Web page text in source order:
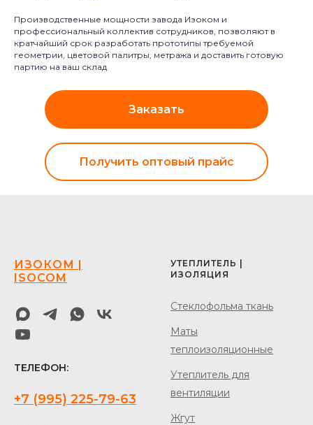
Производственные мощности завода Изоком и
профессиональный коллектив сотрудников, позволяют в
кратчайший срок разработать прототипы требуемой
геометрии, цветовой палитры, метража и доставить готовую
партию на ваш склад
Заказать
Получить оптовый прайс
ИЗОКОМ |
ISOCOM
ТЕЛЕФОН:
+7 (995) 225-79-63
УТЕПЛИТЕЛЬ |
ИЗОЛЯЦИЯ
Стеклофольма ткань
Маты
теплоизоляционные
Утеплитель для
вентиляции
Жгут